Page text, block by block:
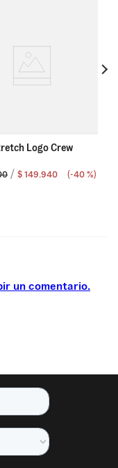
Logo Crew
$ 149.940 (-40 %)
un comentario.